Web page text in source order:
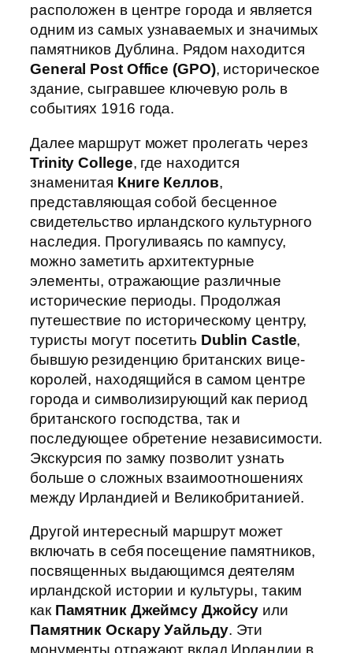
расположен в центре города и является
одним из самых узнаваемых и значимых
памятников Дублина. Рядом находится
General Post Office (GPO), историческое
здание, сыгравшее ключевую роль в
событиях 1916 года.
Далее маршрут может пролегать через
Trinity College, где находится
знаменитая Книге Келлов,
представляющая собой бесценное
свидетельство ирландского культурного
наследия. Прогуливаясь по кампусу,
можно заметить архитектурные
элементы, отражающие различные
исторические периоды. Продолжая
путешествие по историческому центру,
туристы могут посетить Dublin Castle,
бывшую резиденцию британских вице-
королей, находящийся в самом центре
города и символизирующий как период
британского господства, так и
последующее обретение независимости.
Экскурсия по замку позволит узнать
больше о сложных взаимоотношениях
между Ирландией и Великобританией.
Другой интересный маршрут может
включать в себя посещение памятников,
посвященных выдающимся деятелям
ирландской истории и культуры, таким
как Памятник Джеймсу Джойсу или
Памятник Оскару Уайльду. Эти